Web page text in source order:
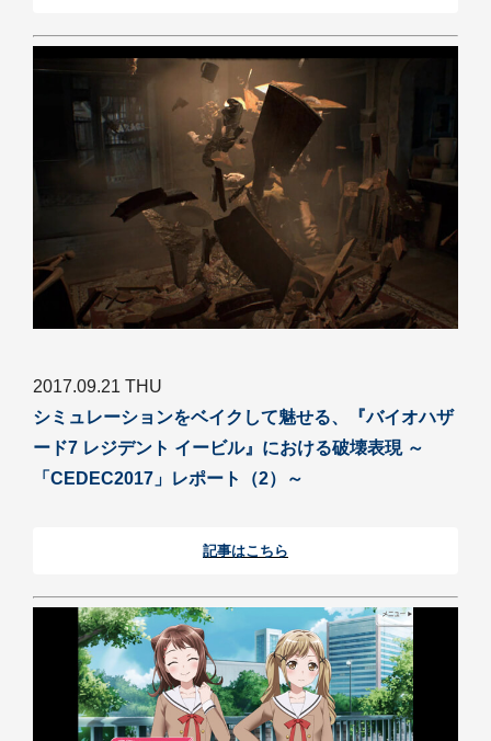
2017.09.21 THU
シミュレーションをベイクして魅せる、『バイオハザ
ード7 レジデント イービル』における破壊表現 ～
「CEDEC2017」レポート（2）～
記事はこちら